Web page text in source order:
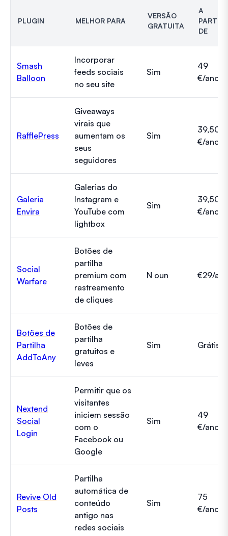
PLUGIN MELHOR PARA
VERSÃO
GRATUITA
A
PARTIR
DE
Smash
Balloon
Incorporar
feeds sociais
no seu site
Sim
49
€/ano
RafflePress
Giveaways
virais que
aumentam os
seus
seguidores
Sim
39,50
€/ano
Galeria
Envira
Galerias do
Instagram e
YouTube com
lightbox
Sim
39,50
€/ano
Social
Warfare
Botões de
partilha
premium com
rastreamento
de cliques
N oun €29/
Botões de
Partilha
AddToAny
Botões de
partilha
gratuitos e
leves
Sim Grátis
Nextend
Social
Login
Permitir que os
visitantes
iniciem sessão
com o
Facebook ou
Google
Sim
49
€/ano
Revive Old
Posts
Partilha
automática de
conteúdo
antigo nas
redes sociais
Sim
75
€/ano